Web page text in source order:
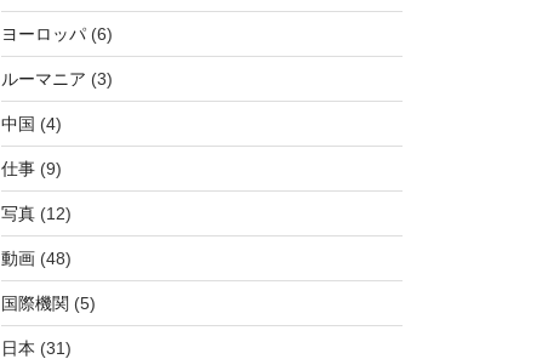
ヨーロッパ(6)
ルーマニア (3)
中国 (4)
仕事(9)
写真(12)
動画(48)
国際機関 (5)
日本 (31)